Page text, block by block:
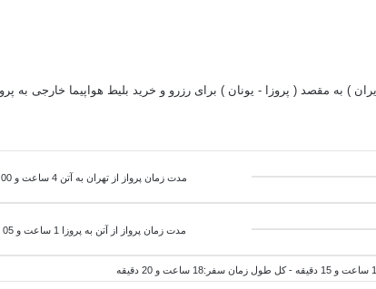
) به مقصد ( پروزا - یونان ) برای رزرو و خرید بلیط هواپیما خارجی به
مدت زمان پرواز از تهران به آتن 4 ساعت و 00 دقیقه
مدت زمان پرواز از آتن به پروزا 1 ساعت و 05 دقیقه
طول زمان سفر:18 ساعت و 20 دقیقه